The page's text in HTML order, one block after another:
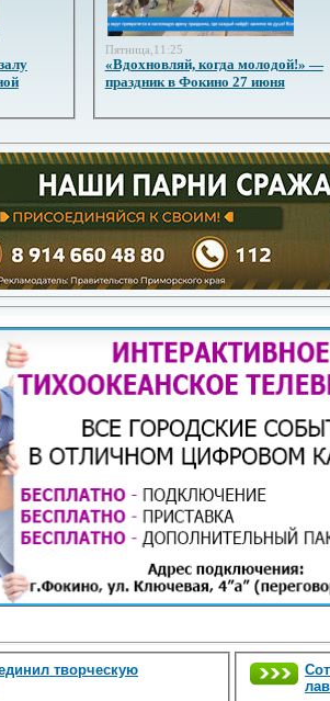
Пятница,11:25
«Вдохновляй, когда молодой!» —
праздник в Фокино 27 июня
творческую